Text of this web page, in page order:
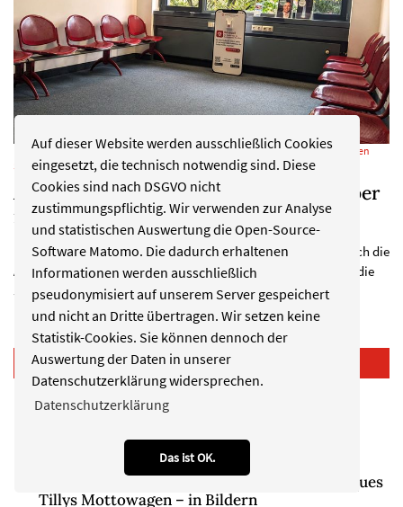
Auf dieser Website werden ausschließlich Cookies
eingesetzt, die technisch notwendig sind. Diese
Cookies sind nach DSGVO nicht
zustimmungspflichtig. Wir verwenden zur Analyse
und statistischen Auswertung die Open-Source-
Software Matomo. Die dadurch erhaltenen
Informationen werden ausschließlich
pseudonymisiert auf unserem Server gespeichert
und nicht an Dritte übertragen. Wir setzen keine
Statistik-Cookies. Sie können dennoch der
Auswertung der Daten in unserer
Datenschutzerklärung widersprechen.
Datenschutzerklärung
Das ist OK.
Die Arbeitslosigkeit sinkt im Juni leicht, die Beschäftigung wächst. Kurz vor den
Sommerferien rückt vor allem der Ausbildungsmarkt in den Fokus.
Arbeitsmarkt Düsseldorf: Mehr Jobs, aber
noch keine Trendwende
Die Arbeitslosigkeit sinkt leicht, die Beschäftigung wächst. Doch die
Arbeitsagentur spricht noch nicht von einer Trendwende. Was die
Juni-Zahlen für…
Meistgelesene Artikel
"Balloon Museum" ist in Düsseldorf gelandet
Kirmestag passt zu wem?
Rosenmontag Düsseldorf 2026: Das sind Jacques
Tillys Mottowagen – in Bildern